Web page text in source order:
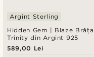
Hidden Gem | Blaze
Trinity din Argint 925
Argint Sterling
589,00 Lei